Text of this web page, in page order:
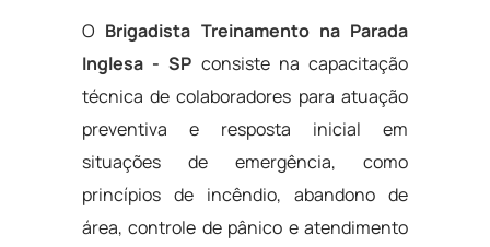
O Brigadista Treinamento na Parada
Inglesa - SP consiste na capacitação
técnica de colaboradores para atuação
preventiva e resposta inicial em
situações de emergência, como
princípios de incêndio, abandono de
área, controle de pânico e atendimento